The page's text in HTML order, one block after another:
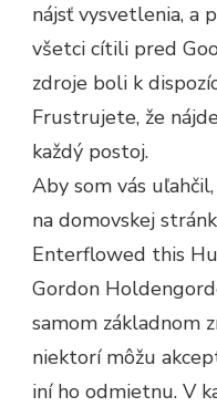
nájsť vysvetlenia, a
všetci cítili pred
zdroje boli k
Frustrujete, že
každý postoj.
Aby som vás
na domovskej
Enterflowed this
Gordon
samom základnom
niektorí môžu
iní ho odmietnu. V